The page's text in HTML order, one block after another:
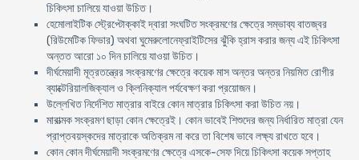
চিকিৎসা চালিয়ে যাওয়া উচিত।
হেমােলাইটিক স্ট্রেপ্টোক্কাই দ্বারা সংঘটিত সংক্রমণের ক্ষেত্রে সম্ভাব্য বাতজ্বর
(রিউমেটিক ফিভার) অথবা ঘুমেরুলােনেফ্রাইটিসের ঝুঁকি হ্রাস করার জন্য এই চিকিৎসা
অন্তত আরাে ১০ দিন চালিয়ে যাওয়া উচিত।
দীর্ঘমেয়াদী মূত্রতন্ত্রের সংক্রমণের ক্ষেত্রে কয়েক মাস অন্তর অন্তর নিয়মিত রােগীর
ব্যাক্টেরিয়ালজিক্যাল ও ক্লিনিক্যাল পর্যবেক্ষণ করা প্রয়ােজন।
উল্লেখিত নির্দেশিত মাত্রার বাইরে কোন মাত্রার চিকিৎসা করা উচিত নয়।
মারাত্মক সংক্রমণ ছাড়া কোন ক্ষেত্রেই। কোন ভাবেই শিশুদের জন্য নির্ধারিত মাত্রা যেন
প্রাপ্তবয়স্কদের মাত্রাকে অতিক্রম না করে তা বিশেষ ভাবে লক্ষ্য রাখতে হবে।
কোন কোন দীর্ঘমেয়াদী সংক্রমণের ক্ষেত্রে এসকে-সেফ দিয়ে চিকিৎসা কয়েক সপ্তাহ